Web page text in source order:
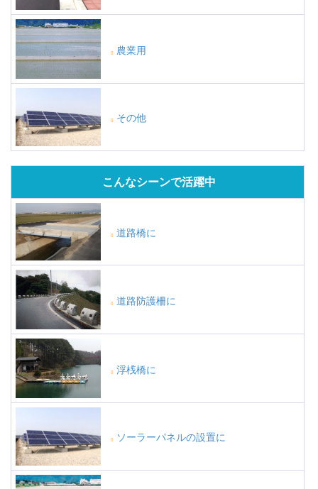
農業用
その他
こんなシーンで活躍中
道路橋に
道路防護柵に
浮桟橋に
ソーラーパネルの設置に